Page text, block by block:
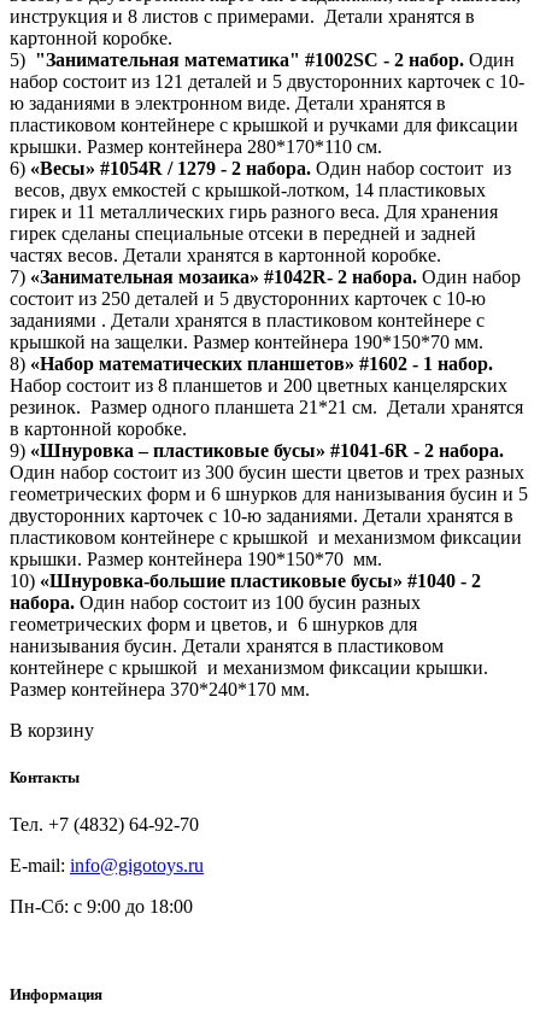
инструкция и 8 листов с примерами. Детали хранятся в
картонной коробке.
5) "Занимательная математика" #1002SC - 2 набор. Один
набор состоит из 121 деталей и 5 двусторонних карточек с 10-
ю заданиями в электронном виде. Детали хранятся в
пластиковом контейнере с крышкой и ручками для фиксации
крышки. Размер контейнера 280*170*110 см.
6) «Весы» #1054R / 1279 - 2 набора. Один набор состоит из
весов, двух емкостей с крышкой-лотком, 14 пластиковых
гирек и 11 металлических гирь разного веса. Для хранения
гирек сделаны специальные отсеки в передней и задней
частях весов. Детали хранятся в картонной коробке.
7) «Занимательная мозаика» #1042R- 2 набора. Один набор
состоит из 250 деталей и 5 двусторонних карточек с 10-ю
заданиями . Детали хранятся в пластиковом контейнере с
крышкой на защелки. Размер контейнера 190*150*70 мм.
8) «Набор математических планшетов» #1602 - 1 набор.
Набор состоит из 8 планшетов и 200 цветных канцелярских
резинок. Размер одного планшета 21*21 см. Детали хранятся
в картонной коробке.
9) «Шнуровка – пластиковые бусы» #1041-6R - 2 набора.
Один набор состоит из 300 бусин шести цветов и трех разных
геометрических форм и 6 шнурков для нанизывания бусин и 5
двусторонних карточек с 10-ю заданиями. Детали хранятся в
пластиковом контейнере с крышкой и механизмом фиксации
крышки. Размер контейнера 190*150*70 мм.
10) «Шнуровка-большие пластиковые бусы» #1040 - 2
набора. Один набор состоит из 100 бусин разных
геометрических форм и цветов, и 6 шнурков для
нанизывания бусин. Детали хранятся в пластиковом
контейнере с крышкой и механизмом фиксации крышки.
Размер контейнера 370*240*170 мм.
В корзину
Контакты
Teл. +7 (4832) 64-92-70
E-mail: info@gigotoys.ru
Пн-Сб: с 9:00 до 18:00
Информация